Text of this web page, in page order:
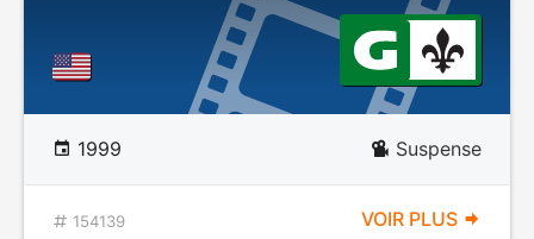
1999 Suspense
154139 VOIR PLUS